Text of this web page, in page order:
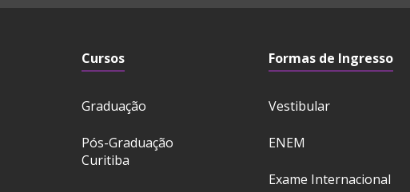
Cursos
Graduação
Pós-Graduação
Curitiba
Formas de Ingresso
Vestibular
ENEM
Exame Internacional